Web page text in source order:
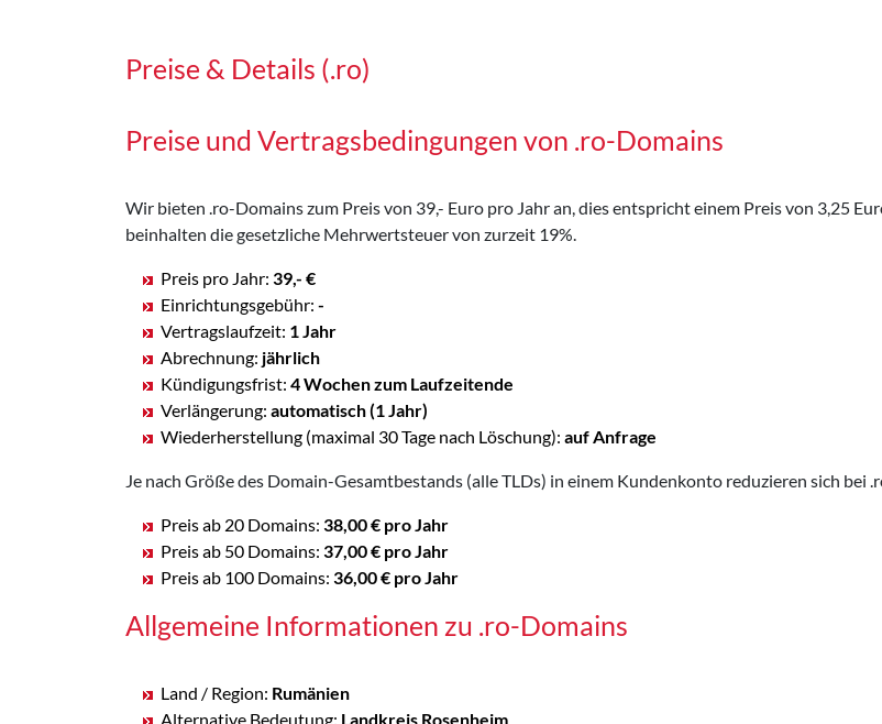
Preise & Details (.ro)
Preise und Vertragsbedingungen von .ro-Domains
Wir bieten .ro-Domains zum Preis von 39,- Euro pro Jahr an, dies entspricht einem Preis von 3,25
beinhalten die gesetzliche Mehrwertsteuer von zurzeit 19%.
Preis pro Jahr: 39,- €
Einrichtungsgebühr: -
Vertragslaufzeit: 1 Jahr
Abrechnung: jährlich
Kündigungsfrist: 4 Wochen zum Laufzeitende
Verlängerung: automatisch (1 Jahr)
Wiederherstellung (maximal 30 Tage nach Löschung): auf Anfrage
Je nach Größe des Domain-Gesamtbestands (alle TLDs) in einem Kundenkonto reduzieren sich bei
Preis ab 20 Domains: 38,00 € pro Jahr
Preis ab 50 Domains: 37,00 € pro Jahr
Preis ab 100 Domains: 36,00 € pro Jahr
Allgemeine Informationen zu .ro-Domains
Land / Region: Rumänien
Alternative Bedeutung: Landkreis Rosenheim